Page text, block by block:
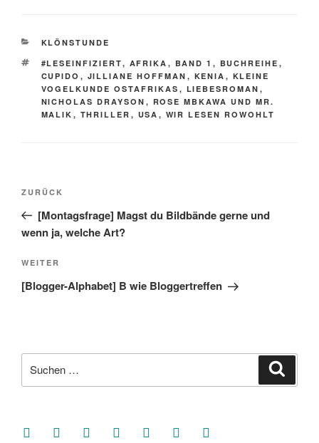
KATEGORIEN
KLÖNSTUNDE
SCHLAGWÖRTER
#LESEINFIZIERT, AFRIKA , BAND 1 , BUCHREIHE ,
CUPIDO , JILLIANE HOFFMAN , KENIA , KLEINE
VOGELKUNDE OSTAFRIKAS , LIEBESROMAN ,
NICHOLAS DRAYSON , ROSE MBKAWA UND MR.
MALIK , THRILLER , USA , WIR LESEN ROWOHLT
Beitragsnavigation
Vorheriger
Beitrag
ZURÜCK
[Montagsfrage] Magst du Bildbände gerne und
wenn ja, welche Art?
Nächster
Beitrag
WEITER
[Blogger-Alphabet] B wie Bloggertreffen
nach:
facebooksoundcloud
twitter mastodoninstagramthreads goodreads